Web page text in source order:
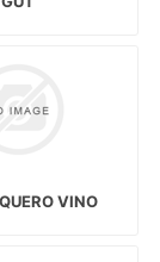
VINO